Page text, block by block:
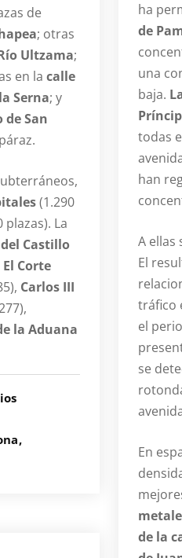
de
; otras
Ultzama;
en la calle
Serna; y
de San
(1.290
plazas). La
Castillo
El Corte
Carlos III
la Aduana
ha
de
una
baja.
todas
han
A ellas
El
tráfico
el
se
En
de la